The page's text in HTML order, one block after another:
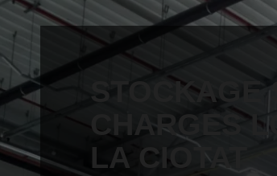
STOCKAGE
CHARGES
LA CIOTAT